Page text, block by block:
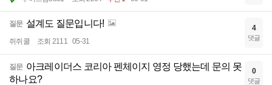
질문 설계도 질문입니다!
쥐쥐쿨 조회 2111 05-31
4
댓글
질문 아크레이더스 코리아 펜체이지 영정 당했는데 문의 못
하나요?
0
댓글